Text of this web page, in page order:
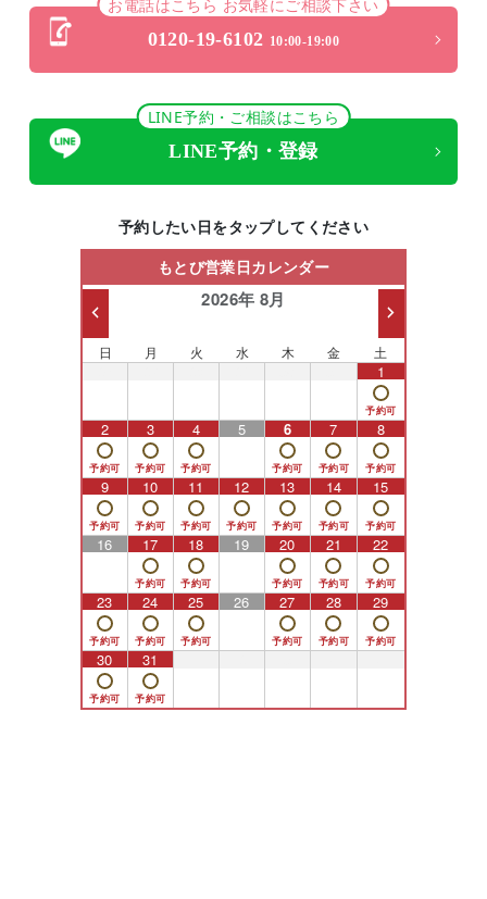
お電話はこちら お気軽にご相談下さい
0120-19-6102 10:00-19:00
LINE予約・ご相談はこちら
LINE予約・登録
予約したい日をタップしてください
もとび営業日カレンダー
2026年 8月
日 月 火 水 木 金 土
1
2 3 4 5 6 7 8
9 10 11 12 13 14 15
16 17 18 19 20 21 22
23 24 25 26 27 28 29
30 31